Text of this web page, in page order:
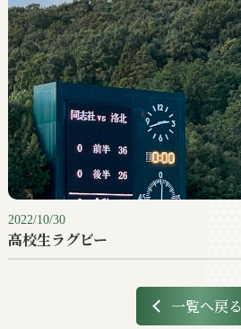
2022/10/30
高校生ラグビー
一覧へ戻る